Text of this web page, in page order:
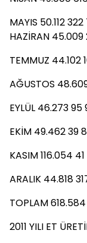
MAYIS 50.112 322
HAZİRAN 45.009
TEMMUZ 44.102
AĞUSTOS
EYLÜL 46.273 95
EKİM 49.462 39
KASIM 116.054
ARALIK 44.818
TOPLAM
2011 YILI ET